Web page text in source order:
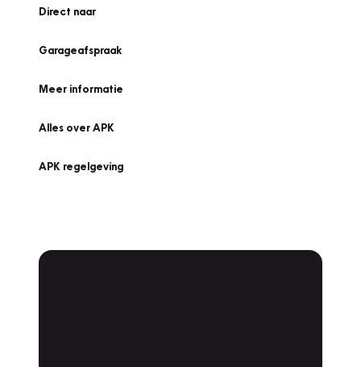
Direct naar
Garageafspraak
Meer informatie
Alles over APK
APK regelgeving